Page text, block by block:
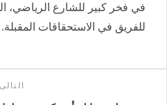
في فخر كبير للشارع الرياضي،
للفريق في الاستحقاقات المقبلة.
التالى